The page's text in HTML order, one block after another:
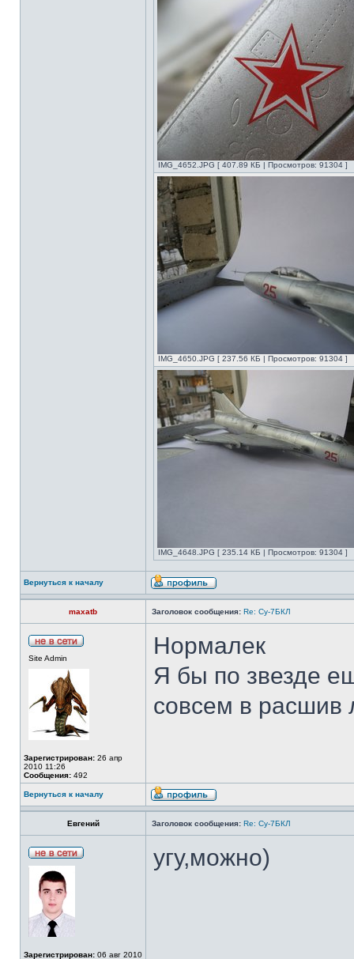
IMG_4652.JPG [ 407.89 КБ | Просмотров: 91304 ]
IMG_4650.JPG [ 237.56 КБ | Просмотров: 91304 ]
IMG_4648.JPG [ 235.14 КБ | Просмотров: 91304 ]
Вернуться к началу
maxatb Заголовок сообщения: Re: Су-7БКЛ
Site Admin
Зарегистрирован: 26 апр
2010 11:26
Сообщения: 492
Нормалек
Я бы по звезде
совсем в расшив
Вернуться к началу
Евгений Заголовок сообщения: Re: Су-7БКЛ
Зарегистрирован: 06 авг 2010
угу,можно)